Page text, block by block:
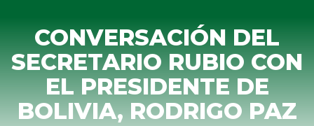
CONVERSACIÓN DEL
SECRETARIO RUBIO CON
EL PRESIDENTE DE
BOLIVIA, RODRIGO PAZ